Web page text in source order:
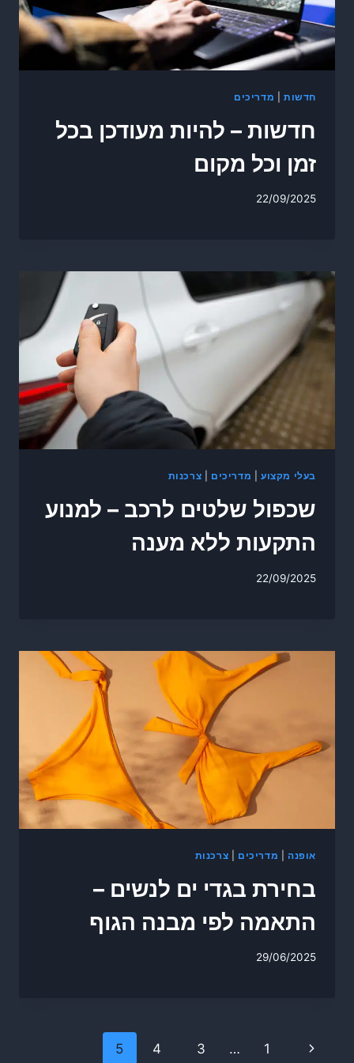
חדשות| מדריכים
חדשות – להיות מעודכן בכל
זמן וכל מקום
22/09/2025
בעלי מקצוע| מדריכים צרכנות
שכפול שלטים לרכב – למנוע
התקעות ללא מענה
22/09/2025
אופנה מדריכים צרכנות
בחירת בגדי ים לנשים –
התאמה לפי מבנה הגוף
29/06/2025
Page
Previous
1
…
3
4
5